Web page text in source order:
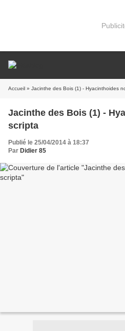
Accueil » Jacinthe des Bois (1) - Hyacinthoides
Jacinthe des Bois (1) -
scripta
Publié le 25/04/2014 à 18:37
Par Didier 85